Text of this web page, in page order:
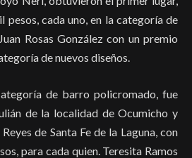
pesos, cada uno, en la categoría de
Rosas González con un premio
de nuevos diseños.
de barro policromado, fue
de la localidad de Ocumicho y
de Santa Fe de la Laguna, con
para cada quien. Teresita Ramos